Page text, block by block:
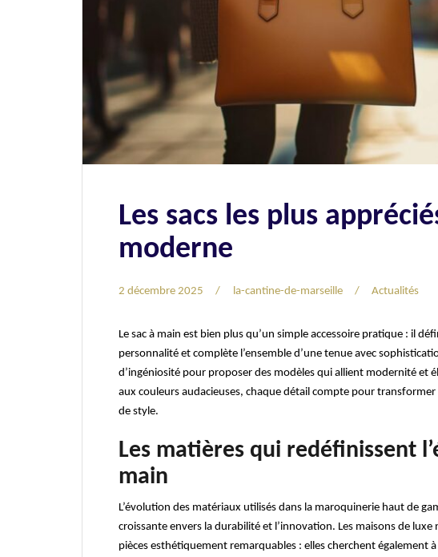
Les sacs les plus
moderne
2 décembre 2025 la-cantine-de-marseille Actualités
Le sac à main est bien plus qu’un simple accessoire pratique : il
personnalité et complète l’ensemble d’une tenue avec
d’ingéniosité pour proposer des modèles qui allient modernité et
aux couleurs audacieuses, chaque détail compte pour
de style.
Les matières qui redéfinissent
main
L’évolution des matériaux utilisés dans la maroquinerie haut de
croissante envers la durabilité et l’innovation. Les maisons de
pièces esthétiquement remarquables : elles cherchent également